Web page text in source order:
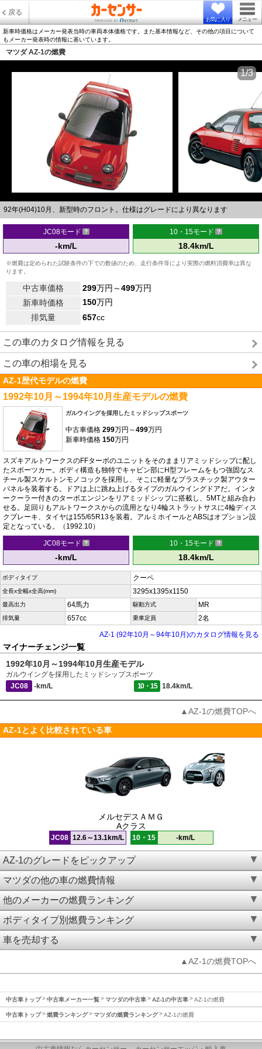
戻る
お気に入り メニュー
新車時価格はメーカー発表当時の車両本体価格です。また基本情報など、その他の項目について
もメーカー発表時の情報に基いています。
マツダ AZ-1の燃費
92年(H04)10月、新型時のフロント。仕様はグレードにより異なります
1/3
JC08モード
-km/L
10・15モード
18.4km/L
※燃費は定められた試験条件の下での数値のため、走行条件等により実際の燃料消費率は異な
ります。
中古車価格 299万円～499万円
新車時価格
150万円
排気量
657cc
この車のカタログ情報を見る
この車の相場を見る
AZ-1歴代モデルの燃費
1992年10月～1994年10月生産モデルの燃費
ガルウイングを採用したミッドシップスポーツ
中古車価格 299万円～499万円
新車時価格 150万円
スズキアルトワークスのFFターボのユニットをそのままリアミッドシップに配し
たスポーツカー。ボディ構造も独特でキャビン部にH型フレームをもつ強固なス
チール製スケルトンモノコックを採用し、そこに軽量なプラスチック製アウター
パネルを装着する。ドアは上に跳ね上げるタイプのガルウイングドアだ。インタ
ークーラー付きのターボエンジンをリアミッドシップに搭載し、5MTと組み合わ
せる。足回りもアルトワークスからの流用となり4輪ストラットサスに4輪ディス
クブレーキ、タイヤは155/65R13を装着。アルミホイールとABSはオプション設
定となっている。（1992.10）
JC08モード
-km/L
10・15モード
18.4km/L
ボディタイプ クーペ
全長x全幅x全高(mm) 3295x1395x1150
最高出力 64馬力 駆動方式 MR
排気量 657cc 乗車定員
2名
AZ-1 (92年10月～94年10月)のカタログ情報を見る
マイナーチェンジ一覧
1992年10月～1994年10月生産モデル
ガルウイングを採用したミッドシップスポーツ
JC08
-km/L 10・15 18.4km/L
▲AZ-1の燃費TOPへ
AZ-1とよく比較されている車
メルセデスＡＭＧ
Aクラス
JC08 12.6～13.1km/L 10・15 -km/L
AZ-1のグレードをピックアップ
マツダの他の車の燃費情報
他のメーカーの燃費ランキング
ボディタイプ別燃費ランキング
車を売却する
▲AZ-1の燃費TOPへ
中古車トップ 中古車メーカー一覧 マツダの中古車 AZ-1の中古車 AZ-1の燃費
中古車トップ 燃費ランキング マツダの燃費ランキング AZ-1の燃費